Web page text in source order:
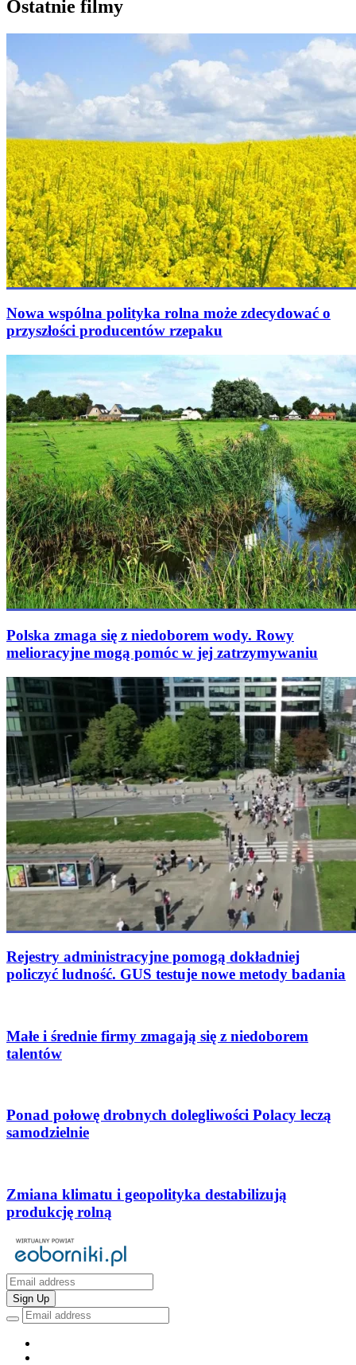
Ostatnie filmy
Nowa wspólna polityka rolna może zdecydować o
przyszłości producentów rzepaku
Polska zmaga się z niedoborem wody. Rowy
melioracyjne mogą pomóc w jej zatrzymywaniu
Rejestry administracyjne pomogą dokładniej
policzyć ludność. GUS testuje nowe metody badania
Małe i średnie firmy zmagają się z niedoborem
talentów
Ponad połowę drobnych dolegliwości Polacy leczą
samodzielnie
Zmiana klimatu i geopolityka destabilizują
produkcję rolną
Sign Up